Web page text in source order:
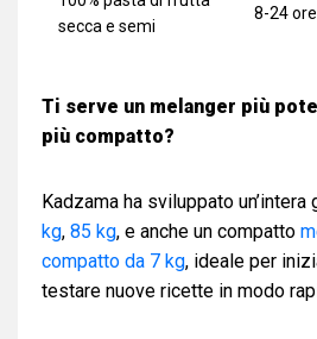
secca e semi
8-24 ore
Ti serve un melanger più
più compatto?
Kadzama ha sviluppato un’intera
kg, 85 kg, e anche un compatto
compatto da 7 kg, ideale per
testare nuove ricette in modo